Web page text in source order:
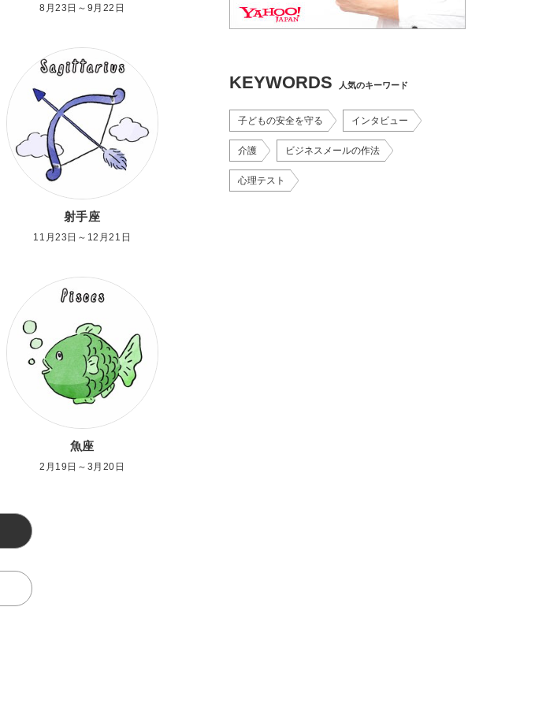
8月23日～9月22日
射手座
11月23日～12月21日
魚座
2月19日～3月20日
KEYWORDS 人気のキーワード
子どもの安全を守る インタビュー
介護 ビジネスメールの作法
心理テスト